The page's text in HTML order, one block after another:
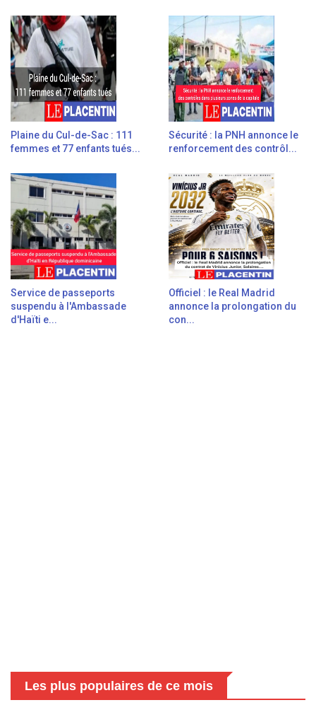
Plaine du Cul-de-Sac : 111
femmes et 77 enfants tués...
Sécurité : la PNH annonce le
renforcement des contrôl...
Service de passeports
suspendu à l'Ambassade
d'Haïti e...
Officiel : le Real Madrid
annonce la prolongation du
con...
Les plus populaires de ce mois